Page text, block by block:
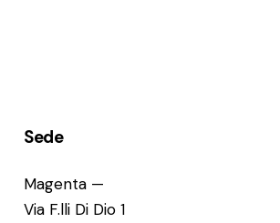
Sede
Magenta —
Via F.lli Di Dio 1